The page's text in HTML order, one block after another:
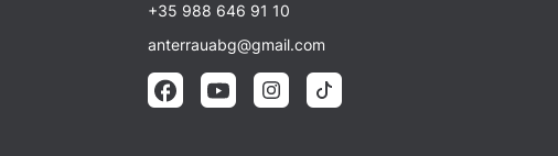
+35 988 646 91 10
anterrauabg@gmail.com